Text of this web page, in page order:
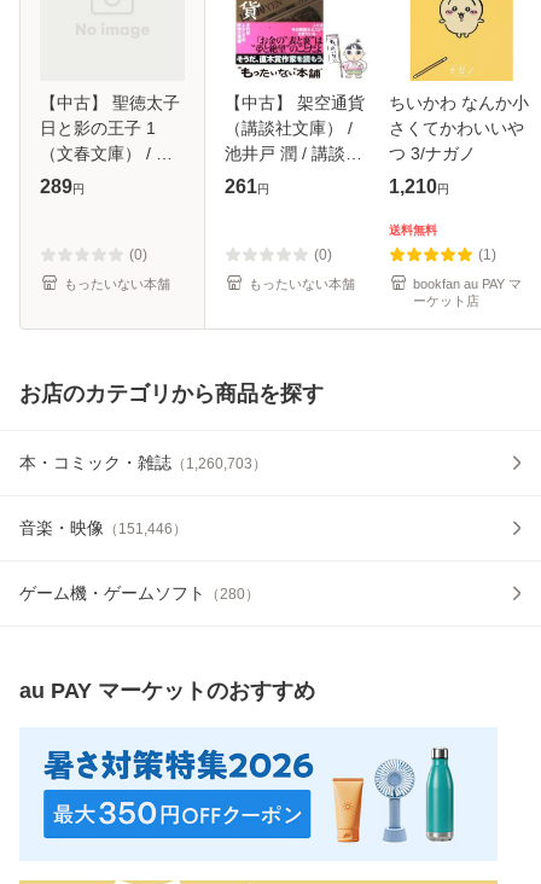
【中古】 聖徳太子
日と影の王子 1
（文春文庫） / 黒
岩 重吾 / 文藝春秋
289円
(0)
もったいない本舗
【中古】 架空通貨
（講談社文庫） /
池井戸 潤 / 講談社
[文庫]【メール便送
261円
(0)
もったいない本舗
ちいかわ なんか小
さくてかわいいや
つ 3/ナガノ
1,210円
送料無料
(1)
bookfan au PAY マ
ーケット店
お店のカテゴリから商品を探す
本・コミック・雑誌 （ 1,260,703 ）
音楽・映像 （ 151,446 ）
ゲーム機・ゲームソフト （280）
au PAY マーケットのおすすめ